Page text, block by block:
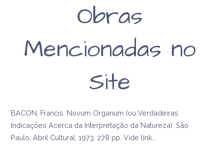
Obras
Mencionadas no
Site
BACON, Francis. Novum Organum (ou Verdadeiras
Indicações Acerca da Interpretação da Natureza). São
Paulo, Abril Cultural, 1973. 278 pp. Vide link…